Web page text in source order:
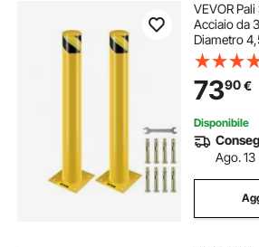
VEVOR
Acciaio da
Diametro
Sicurezza
di
Sensibili al
7390€
Disponibile
Ago. 13